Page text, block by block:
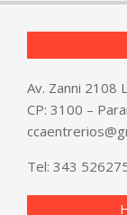
Av. Zanni 2108
CP: 3100 –
Tel: 343